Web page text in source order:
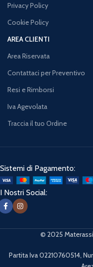
Privacy Policy
Cookie Policy
AREA CLIENTI
Area Riservata
Contattaci per Preventivo
Resi e Rimborsi
Iva Agevolata
Traccia il tuo Ordine
Sistemi di Pagamento:
I Nostri Social:
© 2025
Partita Iva 02210760514,